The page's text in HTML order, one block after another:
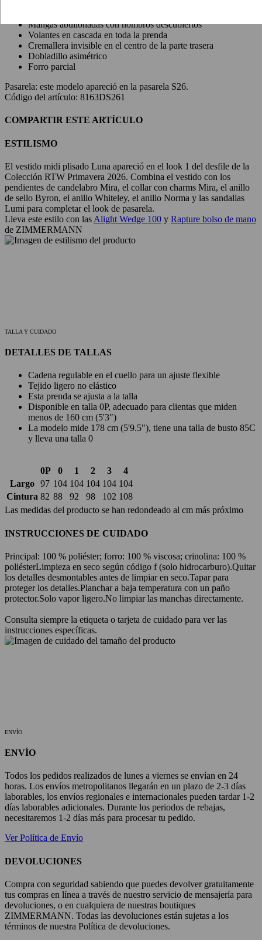
Mangas abullonadas con hombros descubiertos
Volantes en cascada en toda la prenda
Cremallera invisible en el centro de la parte trasera
Dobladillo asimétrico
Forro parcial
Pasarela: este modelo apareció en la pasarela S26.
Código del artículo: 8163DS261
COMPARTIR ESTE ARTÍCULO
ESTILISMO
El vestido midi plisado Luna apareció en el look 1 del desfile de la
Colección RTW Primavera 2026. Combina el vestido con los
pendientes de candelabro Mira, el collar con charms Mira, el anillo
de sello Byron, el anillo Whiteley, el anillo Norma y las sandalias
Lumi para completar el look de pasarela.
Lleva este estilo con las Alight Wedge 100 y Rapture bolso de mano
de ZIMMERMANN
TALLA Y CUIDADO
DETALLES DE TALLAS
Cadena regulable en el cuello para un ajuste flexible
Tejido ligero no elástico
Esta prenda se ajusta a la talla
Disponible en talla 0P, adecuado para clientas que miden
menos de 160 cm (5'3")
La modelo mide 178 cm (5'9.5"), tiene una talla de busto 85C
y lleva una talla 0
0P 0 1 2 3
4
Largo 97 104 104 104 104 104
Cintura 82 88 92 98 102 108
Las medidas del producto se han redondeado al cm más próximo
INSTRUCCIONES DE CUIDADO
Principal: 100 % poliéster; forro: 100 % viscosa; crinolina: 100 %
poliésterLimpieza en seco según código f (solo hidrocarburo).Quitar
los detalles desmontables antes de limpiar en seco.Tapar para
proteger los detalles.Planchar a baja temperatura con un paño
protector.Solo vapor ligero.No limpiar las manchas directamente.
Consulta siempre la etiqueta o tarjeta de cuidado para ver las
instrucciones específicas.
ENVÍO
ENVÍO
Todos los pedidos realizados de lunes a viernes se envían en 24
horas. Los envíos metropolitanos llegarán en un plazo de 2-3 días
laborables, los envíos regionales e internacionales pueden tardar 1-2
días laborables adicionales. Durante los periodos de rebajas,
necesitaremos 1-2 días más para procesar tu pedido.
Ver Política de Envío
DEVOLUCIONES
Compra con seguridad sabiendo que puedes devolver gratuitamente
tus compras en línea a través de nuestro servicio de mensajería para
devoluciones, o en cualquiera de nuestras boutiques
ZIMMERMANN. Todas las devoluciones están sujetas a los
términos de nuestra Política de devoluciones.